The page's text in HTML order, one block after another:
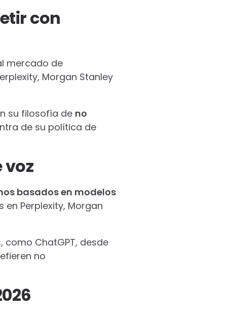
con
mercado de
Morgan Stanley
su filosofía de no
de su política de
voz
basados en modelos
en Perplexity, Morgan
ChatGPT, desde
no